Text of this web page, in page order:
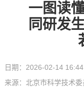
一图读
同研发
日期：2026-02-14 16:44
来源：北京市科学技术